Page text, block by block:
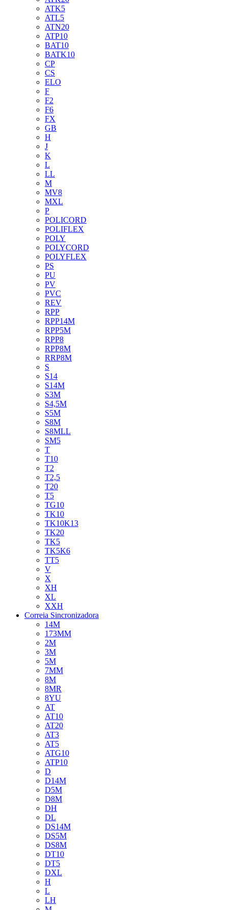
ATK5
ATL5
ATN20
ATP10
BAT10
BATK10
CP
CS
ELO
F
F2
F6
FX
GB
H
J
K
L
LL
M
MV8
MXL
P
POLICORD
POLIFLEX
POLY
POLYCORD
POLYFLEX
PS
PU
PV
PVC
REV
RPP
RPP14M
RPP5M
RPP8
RPP8M
RRP8M
S
S14
S14M
S3M
S4,5M
S5M
S8M
S8MLL
SM5
T
T10
T2
T2,5
T20
T5
TG10
TK10
TK10K13
TK20
TK5
TK5K6
TT5
V
X
XH
XL
XXH
Correia Sincronizadora
14M
173MM
2M
3M
5M
7MM
8M
8MR
8YU
AT
AT10
AT20
AT3
AT5
ATG10
ATP10
D
D14M
D5M
D8M
DH
DL
DS14M
DS5M
DS8M
DT10
DT5
DXL
H
L
LH